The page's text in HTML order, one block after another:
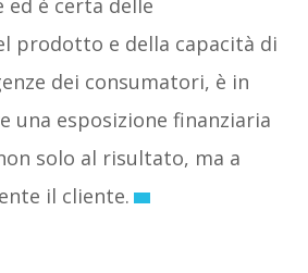
è certa delle
prodotto e della capacità di
dei consumatori, è in
una esposizione finanziaria
solo al risultato, ma a
il cliente.